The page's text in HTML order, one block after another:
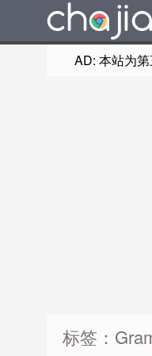
AD: 本站为
标签：